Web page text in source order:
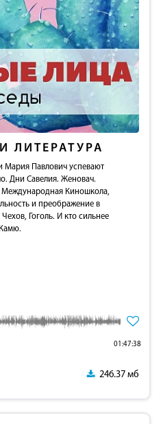
ЛИТЕРАТУРА
Мария Павлович успевают
Дни Савелия. Женовач.
Международная Киношкола,
и преображение в
Гоголь. И кто сильнее
01:47:38
246.37 мб